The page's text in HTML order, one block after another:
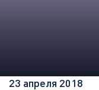
23 апреля 2018